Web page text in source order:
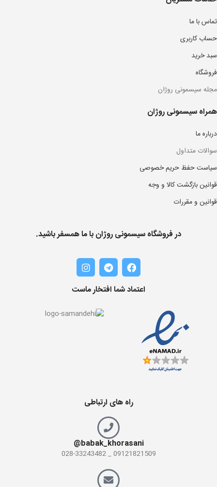
تماس با ما
حساب کاربری
سبد خرید
فروشگاه
مجله سیسمونی روژان
همراه سیسمونی روژان
درباره ما
سوالات متداول
سیاست حفظ حریم خصوصی
قوانین بازگشت کالا و وجه
قوانین و مقررات
در فروشگاه سیسمونی روژان با ما همسفر باشید.
اعتماد شما افتخار ماست
راه های ارتباطی
babak_khorasani@
09121821509 _ 028-33243482